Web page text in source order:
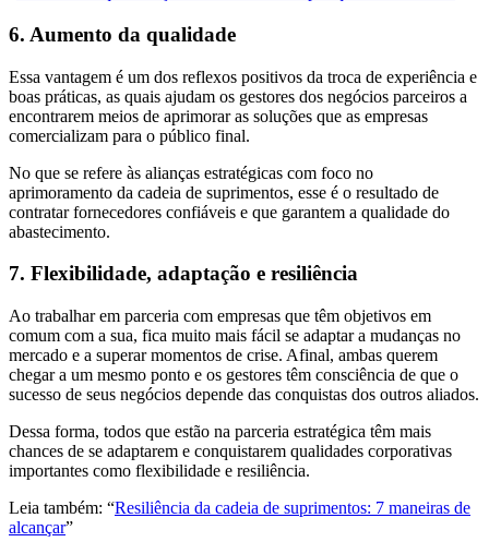
6. Aumento da qualidade
Essa vantagem é um dos reflexos positivos da troca de experiência e
boas práticas, as quais ajudam os gestores dos negócios parceiros a
encontrarem meios de aprimorar as soluções que as empresas
comercializam para o público final.
No que se refere às alianças estratégicas com foco no
aprimoramento da cadeia de suprimentos, esse é o resultado de
contratar fornecedores confiáveis e que garantem a qualidade do
abastecimento.
7. Flexibilidade, adaptação e resiliência
Ao trabalhar em parceria com empresas que têm objetivos em
comum com a sua, fica muito mais fácil se adaptar a mudanças no
mercado e a superar momentos de crise. Afinal, ambas querem
chegar a um mesmo ponto e os gestores têm consciência de que o
sucesso de seus negócios depende das conquistas dos outros aliados.
Dessa forma, todos que estão na parceria estratégica têm mais
chances de se adaptarem e conquistarem qualidades corporativas
importantes como flexibilidade e resiliência.
Leia também: “Resiliência da cadeia de suprimentos: 7 maneiras de
alcançar”